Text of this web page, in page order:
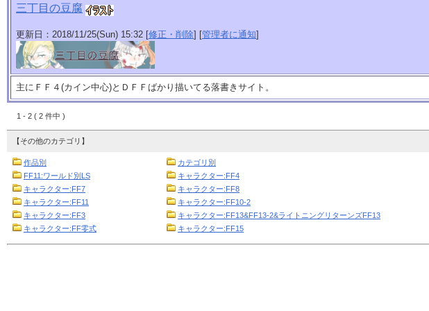
三丁目の豆腐
更新日：2018/11/25(Sun) 15:32 [修正・削除] [管理者に通知]
主にＦＦ４(カイン中心)とＤＦＦばかり描いてる落書きサイト。
1 - 2 ( 2 件中 )
【その他のカテゴリ】
作品別 カテゴリ別
FF11:ワールド別LS
キャラクター:FF4
キャラクター:FF7
キャラクター:FF8
キャラクター:FF11
キャラクター:FF10-2
キャラクター:FF3
キャラクター:FF13&FF13-2&ライトニングリターンズFF13
キャラクター:FF零式
キャラクター:FF15